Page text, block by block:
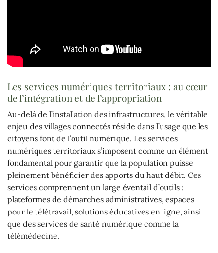
Les services numériques territoriaux : au cœur
de l’intégration et de l’appropriation
Au-delà de l’installation des infrastructures, le véritable
enjeu des villages connectés réside dans l’usage que les
citoyens font de l’outil numérique. Les services
numériques territoriaux s’imposent comme un élément
fondamental pour garantir que la population puisse
pleinement bénéficier des apports du haut débit. Ces
services comprennent un large éventail d’outils :
plateformes de démarches administratives, espaces
pour le télétravail, solutions éducatives en ligne, ainsi
que des services de santé numérique comme la
télémédecine.